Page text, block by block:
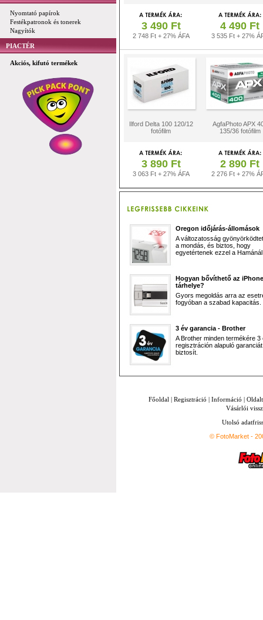
Nyomtató papírok
Festékpatronok és tonerek
Nagyítók
PIACTÉR
Akciós, kifutó termékek
3 490 Ft
2 748 Ft + 27% ÁFA
4 490 Ft
3 535 Ft + 27%
Ilford Delta 100 120/12
fotófilm
AgfaPhoto APX
135/36 fotófilm
3 890 Ft
3 063 Ft + 27% ÁFA
2 890 Ft
2 276 Ft + 27%
Oregon időjárás-állomások
A változatosság
a mondás, és biztos, hogy
egyetértenek ezzel a
Hogyan bővíthető az iPhone
tárhelye?
Gyors megoldás arra az
fogyóban a szabad kapacitás.
3 év garancia - Brother
A Brother minden termékére 3
regisztráción alapuló garanciát
biztosít.
Főoldal | Regisztráció | Információ |
Vásárlói
Utolsó
© FotoMarket -